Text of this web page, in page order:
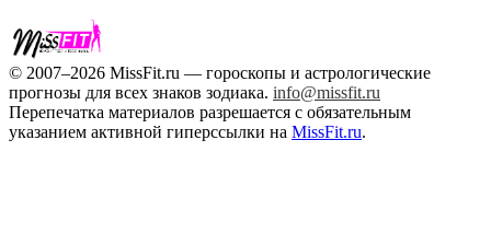
© 2007–2026 MissFit.ru — гороскопы и астрологические
прогнозы для всех знаков зодиака. info@missfit.ru
Перепечатка материалов разрешается с обязательным
указанием активной гиперссылки на MissFit.ru.